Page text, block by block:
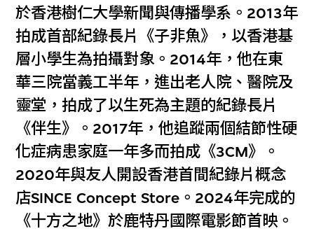
於香港樹仁大學新聞與傳播學系。2013年
拍成首部紀錄長片《子非魚》，以香港基
層小學生為拍攝對象。2014年，他在東
華三院當義工半年，進出老人院、醫院及
靈堂，拍成了以生死為主題的紀錄長片
《伴生》。2017年，他追蹤兩個結節性硬
化症病患家庭一年多而拍成《3CM》。
2020年與友人開設香港首間紀錄片概念
店SINCE Concept Store。2024年完成的
《十方之地》於鹿特丹國際電影節首映。